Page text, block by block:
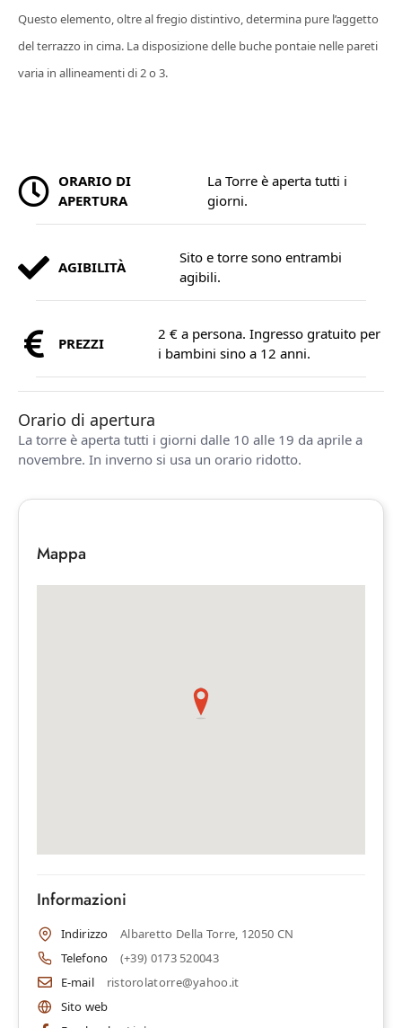
Questo elemento, oltre al fregio distintivo, determina pure l’aggetto
del terrazzo in cima. La disposizione delle buche pontaie nelle pareti
varia in allineamenti di 2 o 3.
ORARIO DI
APERTURA
La Torre è aperta tutti i
giorni.
AGIBILITÀ
Sito e torre sono entrambi
agibili.
PREZZI
2 € a persona. Ingresso gratuito per
i bambini sino a 12 anni.
Orario di apertura
La torre è aperta tutti i giorni dalle 10 alle 19 da aprile a
novembre. In inverno si usa un orario ridotto.
Mappa
Informazioni
Indirizzo
Albaretto Della Torre, 12050 CN
Telefono
(+39) 0173 520043
E-mail
ristorolatorre@yahoo.it
Sito web